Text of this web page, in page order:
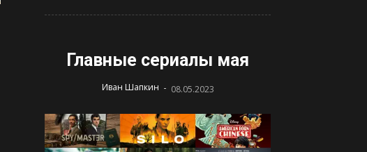
Главные сериалы мая
Иван Шапкин - 08.05.2023